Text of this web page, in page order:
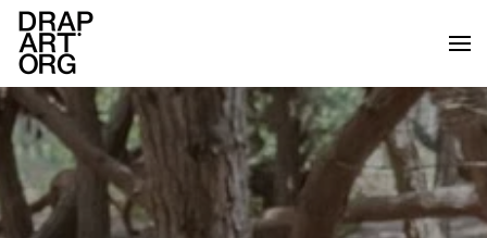
Skip to main content